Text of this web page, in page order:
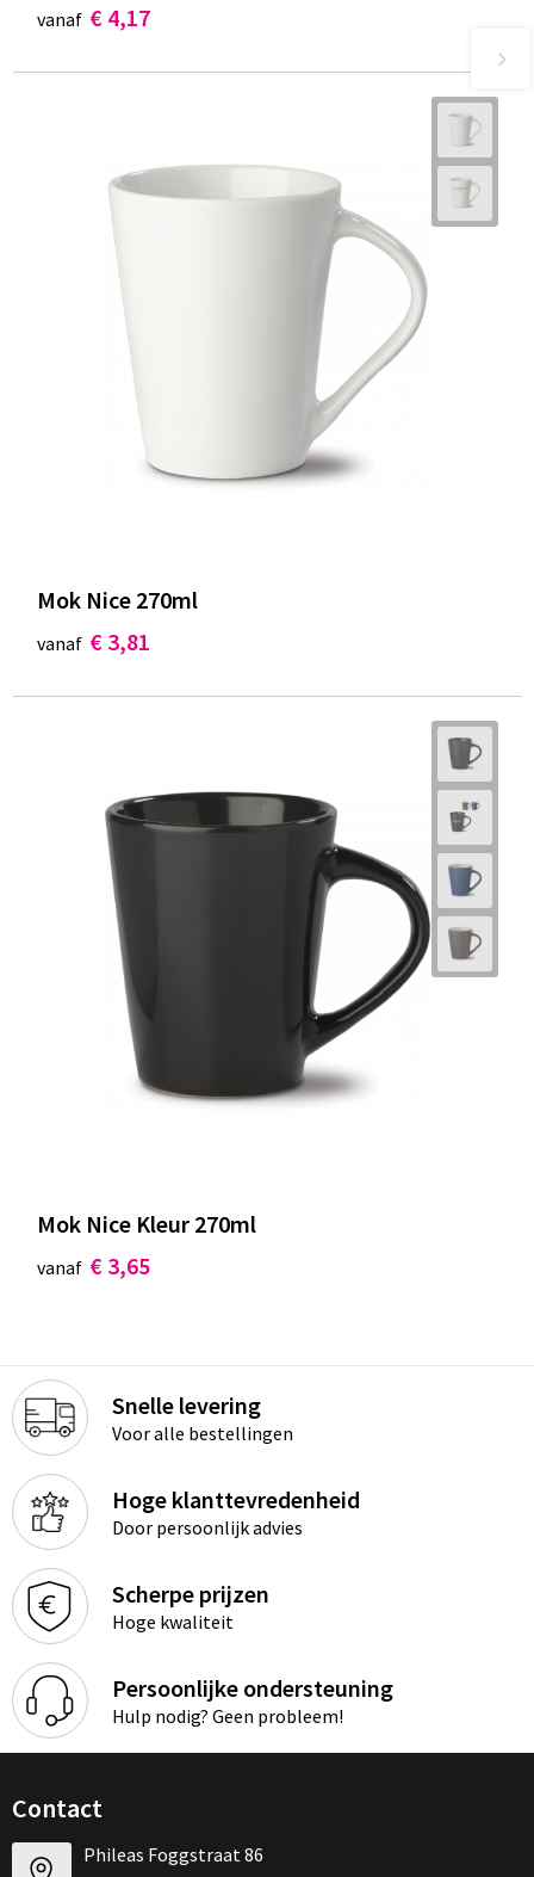
vanaf € 4,17
Mok Nice 270ml
vanaf € 3,81
Mok Nice Kleur 270ml
vanaf € 3,65
Snelle levering
Voor alle bestellingen
Hoge klanttevredenheid
Door persoonlijk advies
Scherpe prijzen
Hoge kwaliteit
Persoonlijke ondersteuning
Hulp nodig? Geen probleem!
Contact
Phileas Foggstraat 86